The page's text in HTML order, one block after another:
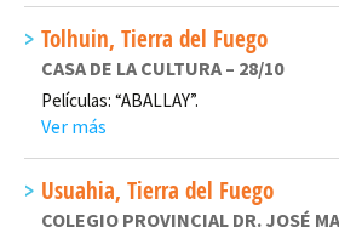
Tolhuin, Tierra del Fuego
CASA DE LA CULTURA – 28/10
Películas: “ABALLAY”.
Ver más
Usuahia, Tierra del Fuego
COLEGIO PROVINCIAL DR. JOSÉ